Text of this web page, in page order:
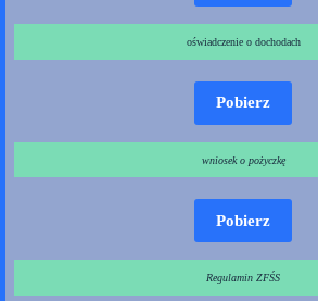
oświadczenie o dochodach
Pobierz
wniosek o pożyczkę
Pobierz
Regulamin ZFŚS